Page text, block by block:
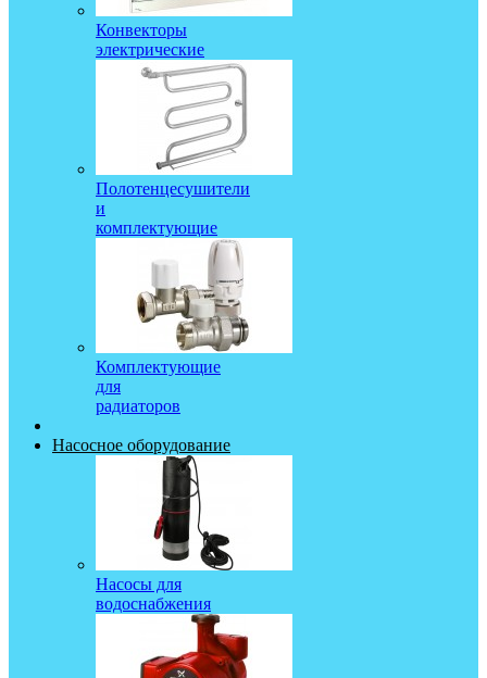
Конвекторы
электрические
Полотенцесушители
и
комплектующие
Комплектующие
для
радиаторов
Насосное оборудование
Насосы для
водоснабжения